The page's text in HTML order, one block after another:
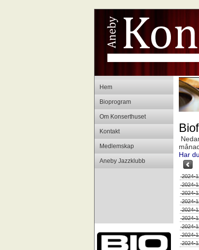
Hem
Bioprogram
Om Konserthuset
Kontakt
Medlemskap
Aneby Jazzklubb
Har
2024-
2024-
2024-
2024-
2024-
2024-
2024-
2024-
2024-